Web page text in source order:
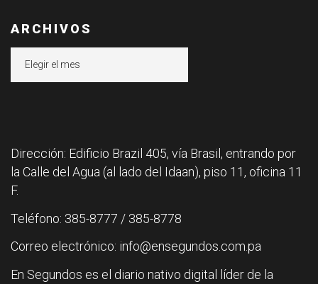
ARCHIVOS
Dirección: Edificio Brazil 405, vía Brasil, entrando por
la Calle del Agua (al lado del Idaan), piso 11, oficina 11
F.
Teléfono: 385-8777 / 385-8778
Correo electrónico: info@ensegundos.com.pa
En Segundos es el diario nativo digital líder de la